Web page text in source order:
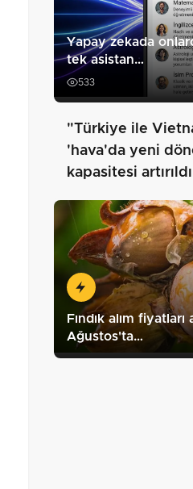
Yapay zekada
tek asistan…
533
"Türkiye ile
'hava'da yeni
kapasitesi
Fındık alım fiyatları
Ağustos'ta…